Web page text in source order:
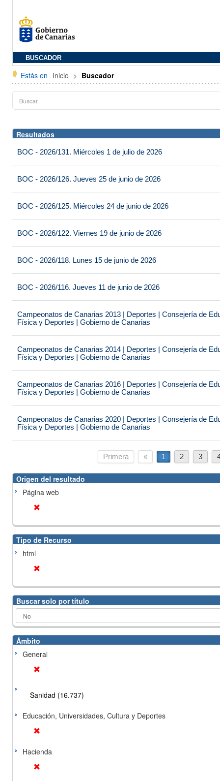
BUSCADOR
Estás en Inicio > Buscador
Resultados
BOC - 2026/131. Miércoles 1 de julio de 2026
BOC - 2026/126. Jueves 25 de junio de 2026
BOC - 2026/125. Miércoles 24 de junio de 2026
BOC - 2026/122. Viernes 19 de junio de 2026
BOC - 2026/118. Lunes 15 de junio de 2026
BOC - 2026/116. Jueves 11 de junio de 2026
Campeonatos de Canarias 2013 | Deportes | Consejería de
Física y Deportes | Gobierno de Canarias
Campeonatos de Canarias 2014 | Deportes | Consejería de
Física y Deportes | Gobierno de Canarias
Campeonatos de Canarias 2016 | Deportes | Consejería de
Física y Deportes | Gobierno de Canarias
Campeonatos de Canarias 2020 | Deportes | Consejería de
Física y Deportes | Gobierno de Canarias
Primera « 1 2 3
Origen del resultado
Página web
Tipo de Recurso
html
Buscar solo por título
Ámbito
General
Sanidad (16.737)
Educación, Universidades, Cultura y Deportes
Hacienda